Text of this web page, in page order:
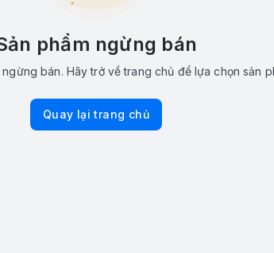
phẩm ngừng bán
bán. Hãy trở về trang chủ để lựa chọn sản
Quay lại trang chủ